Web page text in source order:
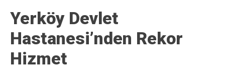
Yerköy Devlet
Hastanesi’nden Rekor
Hizmet